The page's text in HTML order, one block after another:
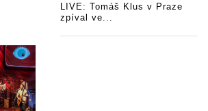
LIVE: Tomáš Klus v Praze
zpíval ve...